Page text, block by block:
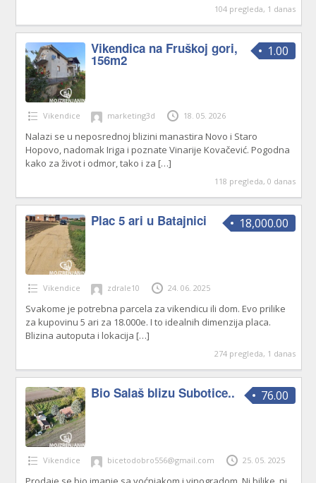
104 pregleda, 1 danas
1.00
Vikendica na Fruškoj gori,
156m2
Vikendice marketing3d 18. 05. 2026
Nalazi se u neposrednoj blizini manastira Novo i Staro
Hopovo, nadomak Iriga i poznate Vinarije Kovačević. Pogodna
kako za život i odmor, tako i za […]
118 pregleda, 0 danas
18,000.00
Plac 5 ari u Batajnici
Vikendice zdrale10 24. 06. 2025
Svakome je potrebna parcela za vikendicu ili dom. Evo prilike
za kupovinu 5 ari za 18.000e. I to idealnih dimenzija placa.
Blizina autoputa i lokacija […]
274 pregleda, 1 danas
76.00
Bio Salaš blizu Subotice..
Vikendice bicetodobro556@gmail.com 25. 05. 2025